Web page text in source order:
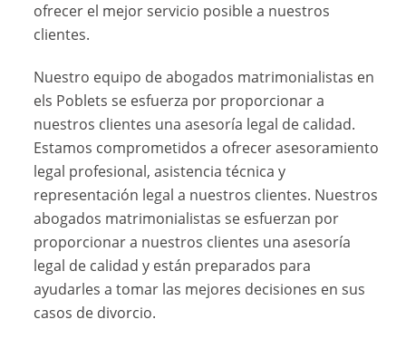
ofrecer el mejor servicio posible a nuestros
clientes.
Nuestro equipo de abogados matrimonialistas en
els Poblets se esfuerza por proporcionar a
nuestros clientes una asesoría legal de calidad.
Estamos comprometidos a ofrecer asesoramiento
legal profesional, asistencia técnica y
representación legal a nuestros clientes. Nuestros
abogados matrimonialistas se esfuerzan por
proporcionar a nuestros clientes una asesoría
legal de calidad y están preparados para
ayudarles a tomar las mejores decisiones en sus
casos de divorcio.